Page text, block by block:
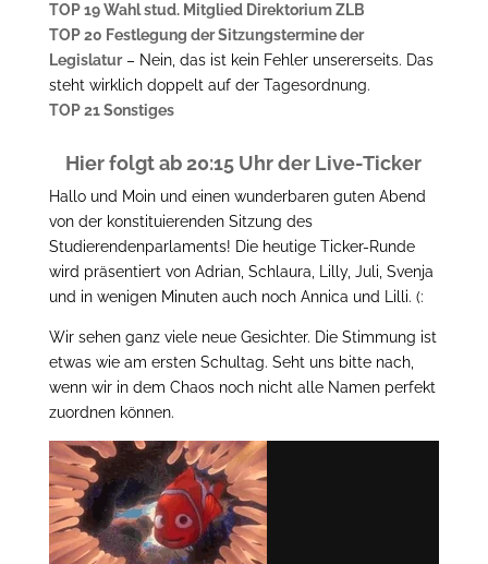
TOP 19 Wahl stud. Mitglied Direktorium ZLB
TOP 20 Festlegung der Sitzungstermine der
Legislatur– Nein, das ist kein Fehler unsererseits. Das
steht wirklich doppelt auf der Tagesordnung.
TOP 21 Sonstiges
Hier folgt ab 20:15 Uhr der Live-Ticker
Hallo und Moin und einen wunderbaren guten Abend
von der konstituierenden Sitzung des
Studierendenparlaments! Die heutige Ticker-Runde
wird präsentiert von Adrian, Schlaura, Lilly, Juli, Svenja
und in wenigen Minuten auch noch Annica und Lilli. (:
Wir sehen ganz viele neue Gesichter. Die Stimmung ist
etwas wie am ersten Schultag. Seht uns bitte nach,
wenn wir in dem Chaos noch nicht alle Namen perfekt
zuordnen können.